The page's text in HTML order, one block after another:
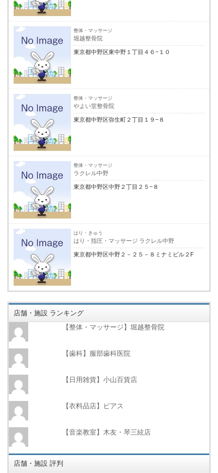
整体・マッサージ
堀越整骨院
東京都中野区東中野１丁目４６−１０
整体・マッサージ
やよい堂整骨院
東京都中野区弥生町２丁目１９−８
整体・マッサージ
ラクレル中野
東京都中野区中野２丁目２５−８
はり・きゅう
はり・指圧・マッサージ ラクレル中野
東京都中野区中野２－２５－８ミナミビル２F
店舗・施設 ランキング
【整体・マッサージ】堀越整骨院
【歯科】服部歯科医院
【日用雑貨】小山百貨店
【衣料品店】ピアス
【音楽教室】木友・琴三絃店
店舗・施設 評判